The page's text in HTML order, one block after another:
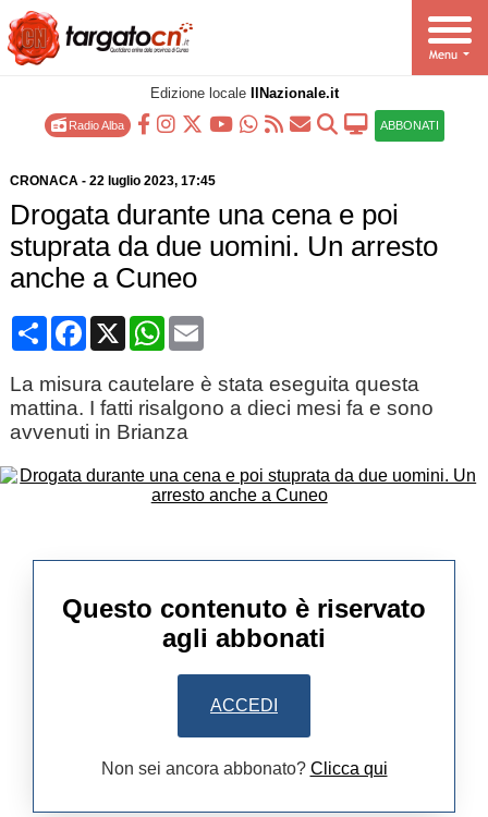
Edizione locale IlNazionale.it
Radio Alba ABBONATI
CRONACA- 22 luglio 2023, 17:45
Drogata durante una cena e poi
stuprata da due uomini. Un arresto
anche a Cuneo
CondividiFacebook
X WhatsApp
Email
La misura cautelare è stata eseguita questa
mattina. I fatti risalgono a dieci mesi fa e sono
avvenuti in Brianza
Questo contenuto è riservato
agli abbonati
ACCEDI
Non sei ancora abbonato? Clicca qui